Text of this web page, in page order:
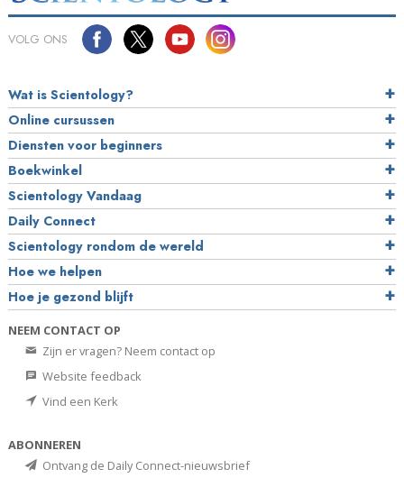
VOLG ONS
Wat is Scientology?
Online cursussen
Diensten voor beginners
Boekwinkel
Scientology Vandaag
Daily Connect
Scientology rondom de wereld
Hoe we helpen
Hoe je gezond blijft
NEEM CONTACT OP
Zijn er vragen? Neem contact op
Website feedback
Vind een Kerk
ABONNEREN
Ontvang de Daily Connect-nieuwsbrief